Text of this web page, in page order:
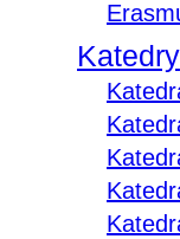
Katedry